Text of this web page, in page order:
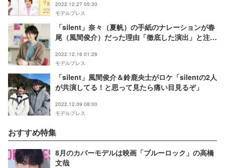
2022.12.27 05:30
モデルプレス
「silent」奈々（夏帆）の手紙のナレーションが春
尾（風間俊介）だった理由「徹底した演出」と注目
2022.12.16 01:26
モデルプレス
「silent」風間俊介＆鈴鹿央士がロケ「silentの2人
が共演してる！と思って見たら痛い目見るぞ」
2022.12.09 08:00
モデルプレス
おすすめ特集
8月のカバーモデルは映画「ブルーロック」の高橋
文哉